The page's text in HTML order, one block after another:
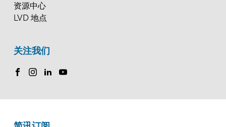
资源中心
LVD 地点
关注我们